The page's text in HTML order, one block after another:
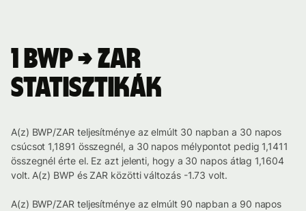
1 BWP → ZAR
statisztikák
A(z) BWP/ZAR teljesítménye az elmúlt 30 napban a 30 napos
csúcsot 1,1891 összegnél, a 30 napos mélypontot pedig 1,1411
összegnél érte el. Ez azt jelenti, hogy a 30 napos átlag 1,1604
volt. A(z) BWP és ZAR közötti változás -1.73 volt.
A(z) BWP/ZAR teljesítménye az elmúlt 90 napban a 90 napos